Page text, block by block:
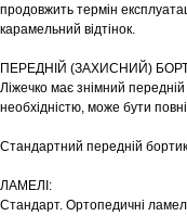
продовжить термін
карамельний відтінок.
ПЕРЕДНІЙ (ЗАХИСНИЙ)
Ліжечко має знімний
необхідністю, може бути
Стандартний передній
ЛАМЕЛІ:
Стандарт. Ортопедичні